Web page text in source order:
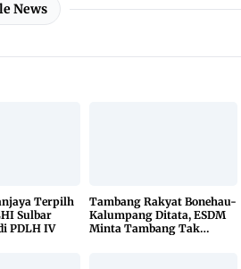
News
Terpilh
Sulbar
PDLH IV
Tambang Rakyat Bonehau-
Kalumpang Ditata, ESDM
Minta Tambang Tak